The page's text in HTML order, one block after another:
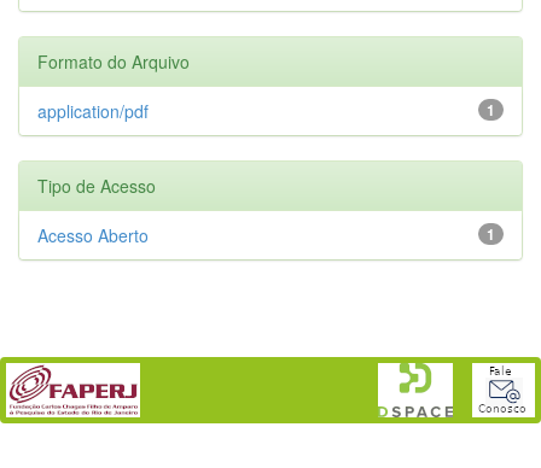
Formato do Arquivo
1
application/pdf
Tipo de Acesso
1
Acesso Aberto